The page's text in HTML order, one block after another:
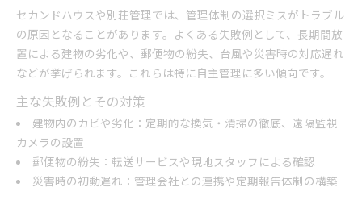
セカンドハウスや別荘管理では、管理体制の選択ミスがトラブル
の原因となることがあります。よくある失敗例として、長期間放
置による建物の劣化や、郵便物の紛失、台風や災害時の対応遅れ
などが挙げられます。これらは特に自主管理に多い傾向です。
主な失敗例とその対策
建物内のカビや劣化：定期的な換気・清掃の徹底、遠隔監視
カメラの設置
郵便物の紛失：転送サービスや現地スタッフによる確認
災害時の初動遅れ：管理会社との連携や定期報告体制の構築